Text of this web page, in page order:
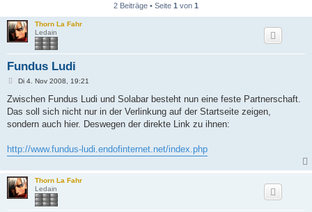
2 Beiträge • Seite 1 von 1
Thorn La Fahr
Ledain
Fundus Ludi
B
i
r
a
Di 4. Nov 2008, 19:21
Zwischen Fundus Ludi und Solabar besteht nun eine feste Partnerschaft.
Das soll sich nicht nur in der Verlinkung auf der Startseite zeigen,
sondern auch hier. Deswegen der direkte Link zu ihnen:
http://www.fundus-ludi.endofinternet.net/index.php
Thorn La Fahr
Ledain